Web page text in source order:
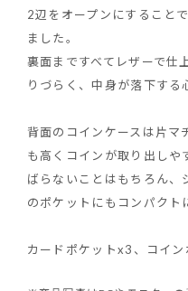
2辺をオープンにすること
ました。
裏面まですべてレザーで仕
りづらく、中身が落下する
背面のコインケースは片マ
も高くコインが取り出しや
ばらないことはもちろん、
のポケットにもコンパクト
カードポケットx3、コイ